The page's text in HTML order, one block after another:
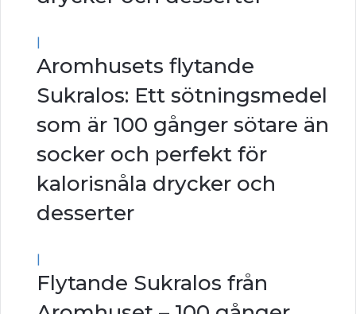
|
Aromhusets flytande
Sukralos: Ett sötningsmedel
som är 100 gånger sötare än
socker och perfekt för
kalorisnåla drycker och
desserter
|
Flytande Sukralos från